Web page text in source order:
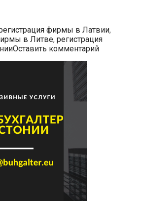
фирмы в Латвии,
в Литве, регистрация
Оставить комментарий